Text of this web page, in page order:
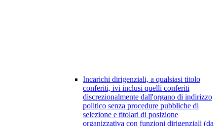
Incarichi dirigenziali, a qualsiasi titolo
conferiti, ivi inclusi quelli conferiti
discrezionalmente dall'organo di indirizzo
politico senza procedure pubbliche di
selezione e titolari di posizione
organizzativa con funzioni dirigenziali (da